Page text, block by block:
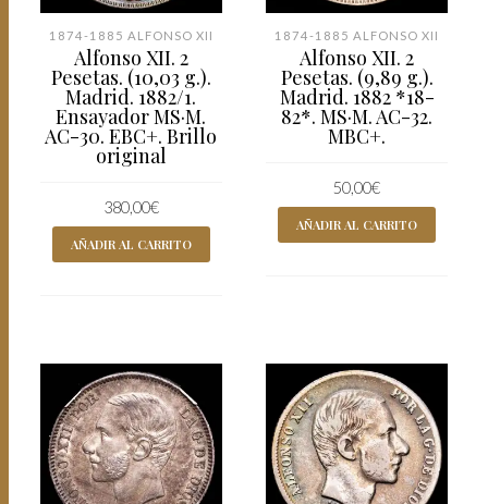
1874-1885 ALFONSO XII
Alfonso XII. 2
Pesetas. (10,03 g.).
Madrid. 1882/1.
Ensayador MS·M.
AC-30. EBC+. Brillo
original
380,00€
AÑADIR AL CARRITO
1874-1885 ALFONSO XII
Alfonso XII. 2
Pesetas. (9,89 g.).
Madrid. 1882 *18-
82*. MS·M. AC-32.
MBC+.
50,00€
AÑADIR AL CARRITO